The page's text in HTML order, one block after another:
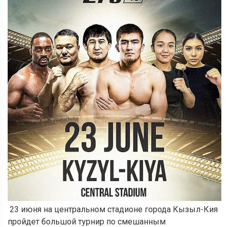
23 июня на центральном стадионе города Кызыл-Кия
пройдет большой турнир по смешанным